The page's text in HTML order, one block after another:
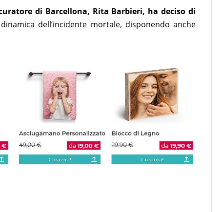
di Barcellona, Rita Barbieri, ha deciso di
dell’incidente mortale, disponendo anche